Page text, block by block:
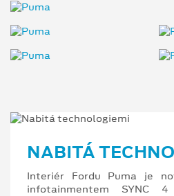
NABITÁ
Interiér Fordu Puma je
infotainmentem SYNC